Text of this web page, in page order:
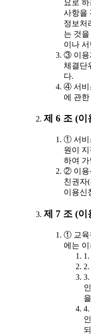
요로 하
사항을
정보처
는 것
이나
③ 이용
체결단
다.
④ 서비
에 관
제 6 조 (이
① 서비
원이
하여
② 이용
친권자
이용신
제 7 조 (이
① 교육
에는